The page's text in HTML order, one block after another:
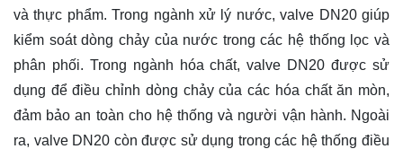
và thực phẩm. Trong ngành xử lý nước, valve DN20 giúp
kiểm soát dòng chảy của nước trong các hệ thống lọc và
phân phối. Trong ngành hóa chất, valve DN20 được sử
dụng để điều chỉnh dòng chảy của các hóa chất ăn mòn,
đảm bảo an toàn cho hệ thống và người vận hành. Ngoài
ra, valve DN20 còn được sử dụng trong các hệ thống điều